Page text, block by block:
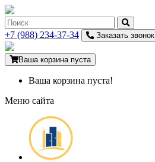
+7 (988) 234-37-34 Заказать звонок
Ваша корзина пуста
Ваша корзина пуста!
Меню сайта